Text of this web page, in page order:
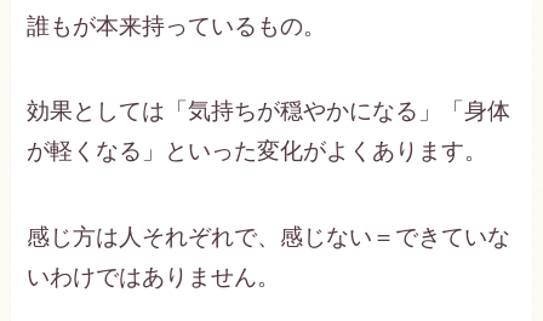
誰もが本来持っているもの。
効果としては「気持ちが穏やかになる」「身体
が軽くなる」といった変化がよくあります。
感じ方は人それぞれで、感じない＝できていな
いわけではありません。